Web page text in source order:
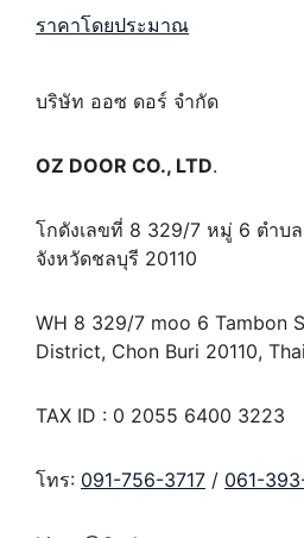
ราคาโดยประมาณ
บริษัท ออซ ดอร์ จำกัด
OZ DOOR CO., LTD.
โกดังเลขที่ 8 329/7 หมู่ 6 ตำบ
จังหวัดชลบุรี 20110
WH 8 329/7 moo 6 Tambon
District, Chon Buri 20110,
TAX ID : 0 2055 6400 3223
โทร: 091-756-3717 / 061-